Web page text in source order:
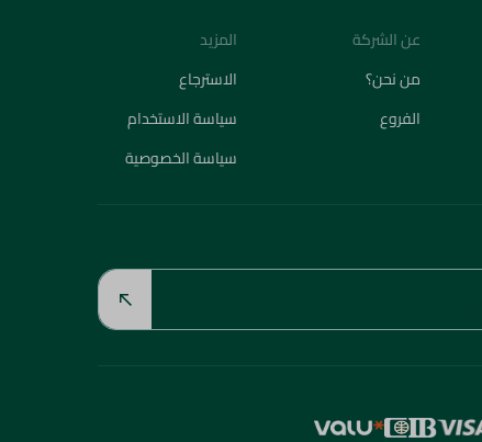
عن الشركة
من نحن؟
الفروع
المزيد
الاسترجاع
سياسة الاستخدام
سياسة الخصوصية